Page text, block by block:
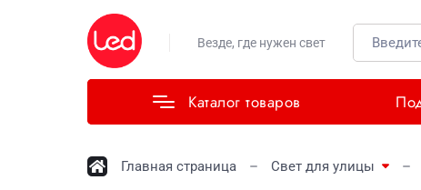
Везде, где нужен свет
Каталог товаров
Главная страница Свет для улицы